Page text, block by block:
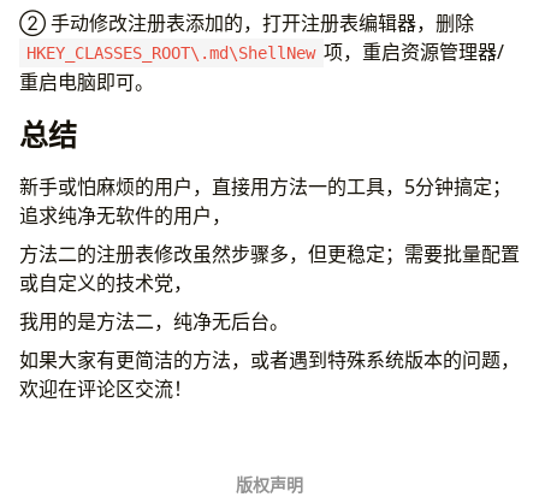
② 手动修改注册表添加的，打开注册表编辑器，删除
HKEY_CLASSES_ROOT\.md\ShellNew 项，重启资源管理器/
重启电脑即可。
总结
新手或怕麻烦的用户，直接用方法一的工具，5分钟搞定；
追求纯净无软件的用户，
方法二的注册表修改虽然步骤多，但更稳定；需要批量配置
或自定义的技术党，
我用的是方法二，纯净无后台。
如果大家有更简洁的方法，或者遇到特殊系统版本的问题，
欢迎在评论区交流！
版权声明